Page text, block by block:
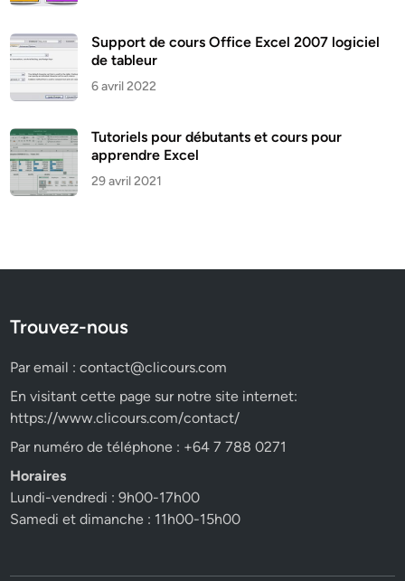
Support de cours Office Excel 2007 logiciel
de tableur
6 avril 2022
Tutoriels pour débutants et cours pour
apprendre Excel
29 avril 2021
Trouvez-nous
Par email :contact@clicours.com
En visitant cette page sur notre site internet:
https://www.clicours.com/contact/
Par numéro de téléphone : +64 7 788 0271
Horaires
Lundi-vendredi : 9h00-17h00
Samedi et dimanche : 11h00-15h00